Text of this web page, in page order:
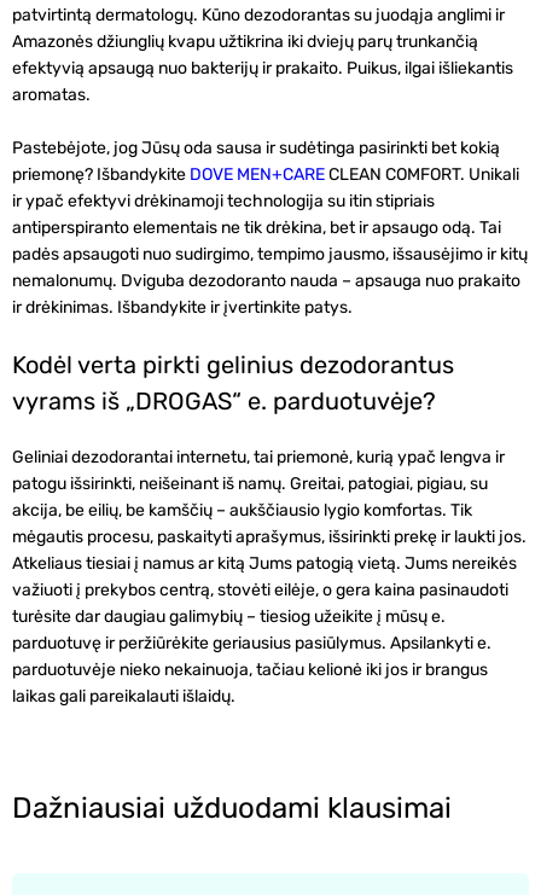
patvirtintą dermatologų. Kūno dezodorantassu juodąja anglimi ir
Amazonės džiunglių kvapu užtikrina iki dviejų parų trunkančią
efektyvią apsaugą nuo bakterijų ir prakaito. Puikus, ilgai išliekantis
aromatas.
Pastebėjote, jog Jūsų oda sausa ir sudėtinga pasirinkti bet kokią
priemonę? Išbandykite DOVE MEN+CARECLEAN COMFORT. Unikali
ir ypač efektyvi drėkinamoji technologija su itin stipriais
antiperspiranto elementais ne tik drėkina, bet ir apsaugo odą. Tai
padės apsaugoti nuo sudirgimo, tempimo jausmo, išsausėjimo ir kitų
nemalonumų. Dviguba dezodoranto nauda – apsauga nuo prakaito
ir drėkinimas. Išbandykite ir įvertinkite patys.
Kodėl verta pirkti gelinius dezodorantus
vyrams iš „DROGAS“ e. parduotuvėje?
Geliniai dezodorantai internetu, tai priemonė, kurią ypač lengva ir
patogu išsirinkti, neišeinant iš namų. Greitai, patogiai, pigiau, su
akcija, be eilių, be kamščių – aukščiausio lygio komfortas. Tik
mėgautis procesu, paskaityti aprašymus, išsirinkti prekę ir laukti jos.
Atkeliaus tiesiai į namus ar kitą Jums patogią vietą. Jums nereikės
važiuoti į prekybos centrą, stovėti eilėje, o gera kaina pasinaudoti
turėsite dar daugiau galimybių – tiesiog užeikite į mūsų e.
parduotuvę ir peržiūrėkite geriausius pasiūlymus. Apsilankyti e.
parduotuvėje nieko nekainuoja, tačiau kelionė iki jos ir brangus
laikas gali pareikalauti išlaidų.
Dažniausiai užduodami klausimai